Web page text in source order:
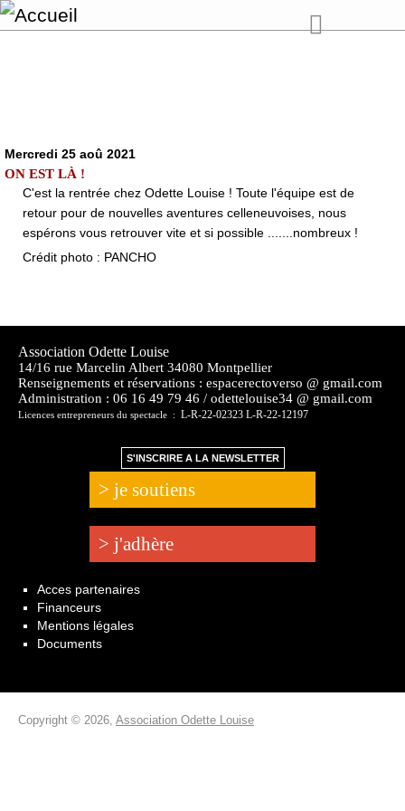
Mercredi 25 aoû 2021
ON EST LÀ !
C'est la rentrée chez Odette Louise ! Toute l'équipe est de
retour pour de nouvelles aventures celleneuvoises, nous
espérons vous retrouver vite et si possible .......nombreux !
Crédit photo : PANCHO
Association Odette Louise
14/16 rue Marcelin Albert 34080 Montpellier
Renseignements et réservations : espacerectoverso @ gmail.com
Administration : 06 16 49 79 46 / odettelouise34 @ gmail.com
Licences entrepreneurs du spectacle : L-R-22-02323 L-R-22-12197
S'INSCRIRE A LA NEWSLETTER
> je soutiens
> j'adhère
Acces partenaires
Financeurs
Mentions légales
Documents
Copyright © 2026, Association Odette Louise